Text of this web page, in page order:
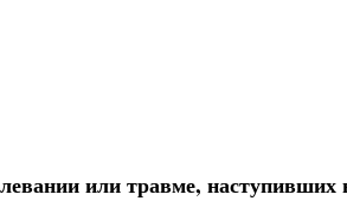
или травме, наступивших